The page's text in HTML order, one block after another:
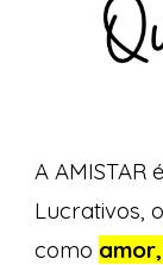
A AMISTAR
Lucrativos,
como